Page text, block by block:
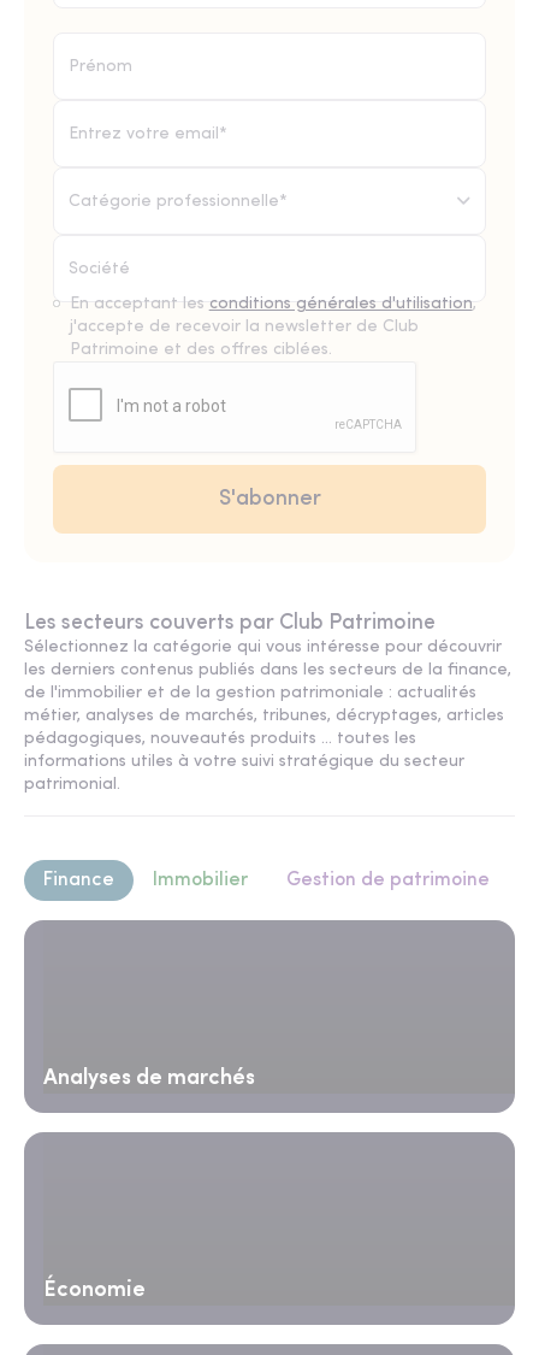
Catégorie professionnelle*
En acceptant les conditions générales d'utilisation,
j'accepte de recevoir la newsletter de Club
Patrimoine et des offres ciblées.
Les secteurs couverts par Club Patrimoine
Sélectionnez la catégorie qui vous intéresse pour découvrir
les derniers contenus publiés dans les secteurs de la finance,
de l'immobilier et de la gestion patrimoniale : actualités
métier, analyses de marchés, tribunes, décryptages, articles
pédagogiques, nouveautés produits ... toutes les
informations utiles à votre suivi stratégique du secteur
patrimonial.
Finance Immobilier Gestion de patrimoine
Analyses de marchés
Économie